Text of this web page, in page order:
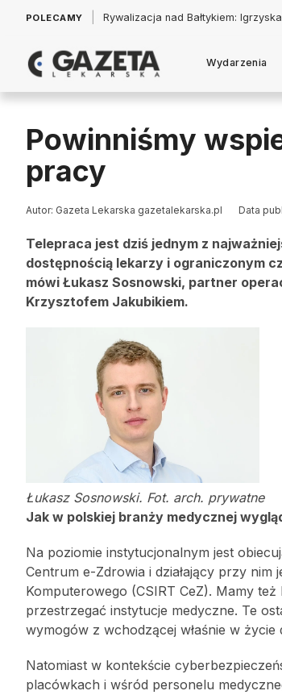
POLECAMY Łukasz Jankowski: Politycy w
Wydarzenia
Powinniśmy
pracy
Autor: Gazeta Lekarska gazetalekarska.pl Data
Telepraca jest dziś jednym z
dostępnością lekarzy i ograniczonym
mówi Łukasz Sosnowski, partner
Krzysztofem Jakubikiem.
Łukasz Sosnowski. Fot. arch. prywatne
Jak w polskiej branży medycznej
Na poziomie instytucjonalnym jest
Centrum e-Zdrowia i działający przy nim
Komputerowego (CSIRT CeZ). Mamy
przestrzegać instytucje medyczne. Te
wymogów z wchodzącej właśnie w życie
Natomiast w kontekście
placówkach i wśród personelu